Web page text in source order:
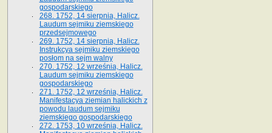
gospodarskiego
268. 1752, 14 sierpnia, Halicz.
Laudum sejmiku ziemskiego
przedsejmowego
269. 1752, 14 sierpnia, Halicz.
Instrukcya sejmiku ziemskiego
posłom na sejm walny
270. 1752, 12 września, Halicz.
Laudum sejmiku ziemskiego
gospodarskiego
271. 1752, 12 września, Halicz.
Manifestacya ziemian halickich z
powodu laudum sejmiku
ziemskiego gospodarskiego
272. 1753, 10 września, Halicz.